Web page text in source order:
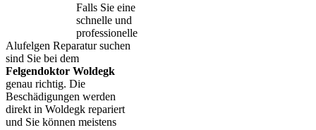
Falls Sie eine
schnelle und
professionelle
Alufelgen Reparatur suchen
sind Sie bei dem
Felgendoktor Woldegk
genau richtig. Die
Beschädigungen werden
direkt in Woldegk repariert
und Sie können meistens